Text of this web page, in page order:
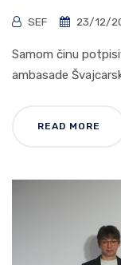
SEF 23/12/
Samom činu
ambasade
READ MORE